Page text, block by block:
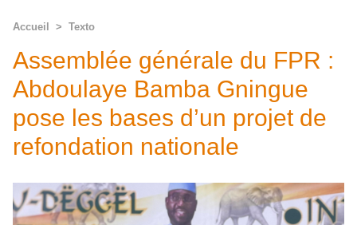
Accueil > Texto
Assemblée générale du FPR :
Abdoulaye Bamba Gningue
pose les bases d’un projet de
refondation nationale